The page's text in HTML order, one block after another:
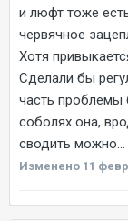
и люфт тоже
червячное
Хотя
Сделали бы
часть проблемы
соболях она,
сводить можно...
Изменено 11